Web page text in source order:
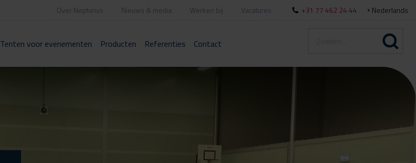
Over Neptunus Nieuws & media Werken bij Vacatures +31 77 462 24 44 Nederlands
Tenten voor evenementen Producten Referenties Contact